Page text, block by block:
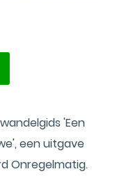
'Een
een uitgave
Onregelmatig.